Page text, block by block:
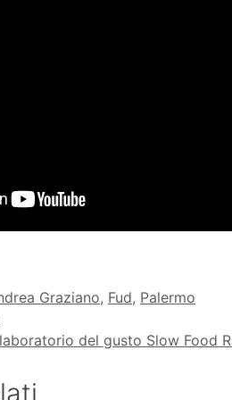
Graziano, Fud, Palermo
del gusto Slow Food